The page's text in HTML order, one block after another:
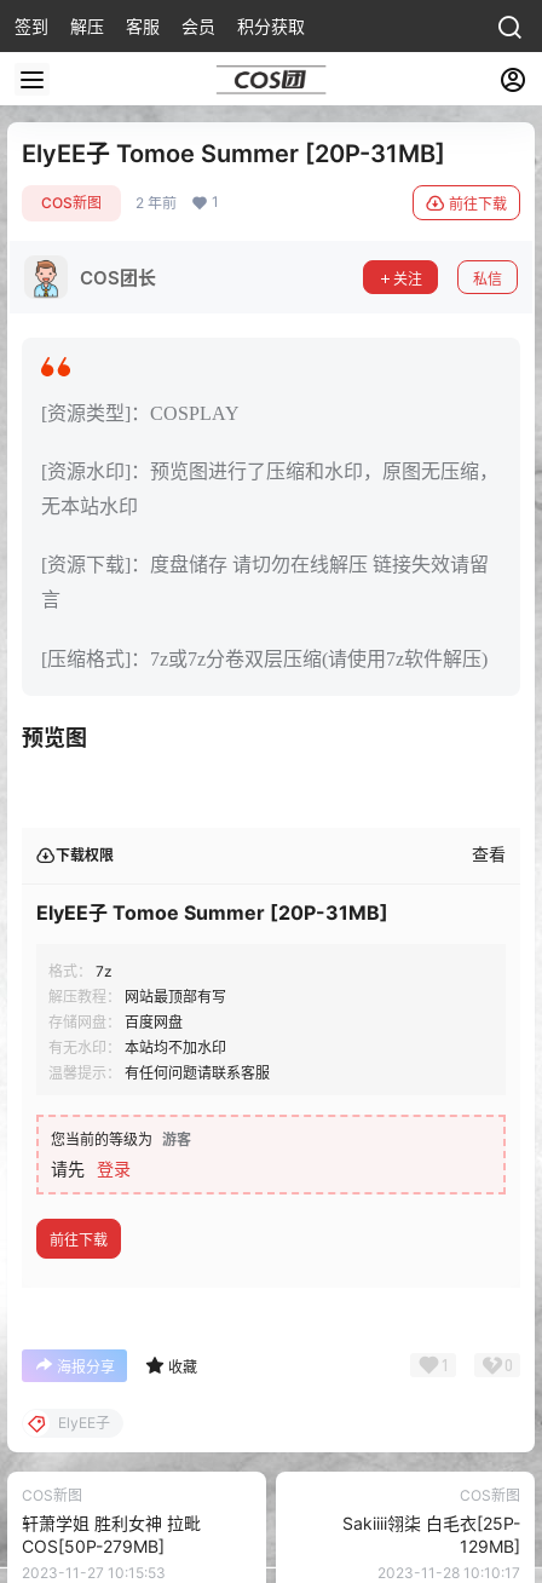
签到 解压 客服 会员 积分获取
ElyEE子 Tomoe Summer [20P-31MB]
COS新图 2 年前 1 前往下载
COS团长 关注 私信
[资源类型]：COSPLAY
[资源水印]：预览图进行了压缩和水印，原图无压缩，
无本站水印
[资源下载]：度盘储存 请切勿在线解压 链接失效请留
言
[压缩格式]：7z或7z分卷双层压缩(请使用7z软件解压)
预览图
下载权限 查看
ElyEE子 Tomoe Summer [20P-31MB]
格式：
7z
解压教程：
网站最顶部有写
存储网盘：
百度网盘
有无水印：
本站均不加水印
温馨提示：
有任何问题请联系客服
您当前的等级为 游客
请先 登录
前往下载
海报分享 收藏 1 0
ElyEE子
COS新图
轩萧学姐 胜利女神 拉毗
COS[50P-279MB]
2023-11-27 10:15:53
COS新图
Sakiiii翎柒 白毛衣[25P-
129MB]
2023-11-28 10:10:17